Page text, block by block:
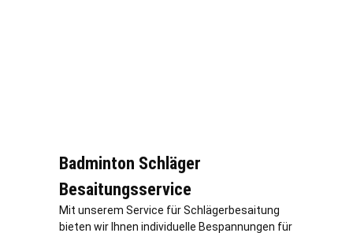
Badminton Schläger
Besaitungsservice
Mit unserem Service für Schlägerbesaitung
bieten wir Ihnen individuelle Bespannungen für